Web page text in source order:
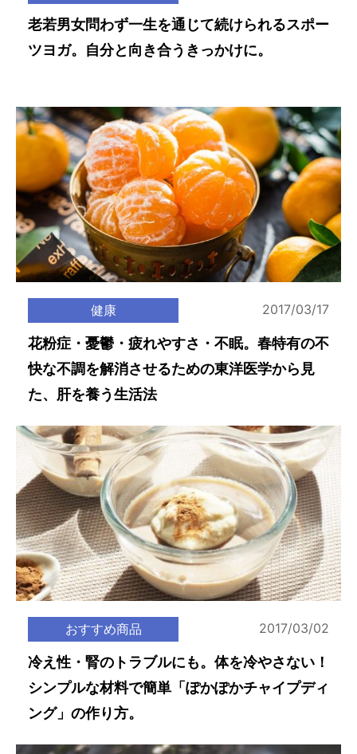
老若男女問わず一生を通じて続けられるスポー
ツヨガ。自分と向き合うきっかけに。
健康 2017/03/17
花粉症・憂鬱・疲れやすさ・不眠。春特有の不
快な不調を解消させるための東洋医学から見
た、肝を養う生活法
おすすめ商品 2017/03/02
冷え性・腎のトラブルにも。体を冷やさない！
シンプルな材料で簡単「ぽかぽかチャイプディ
ング」の作り方。